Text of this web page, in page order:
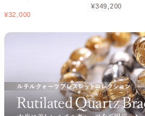
¥32,000
¥349,200